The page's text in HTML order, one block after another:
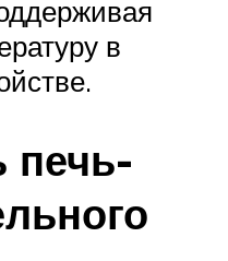
в
печь-